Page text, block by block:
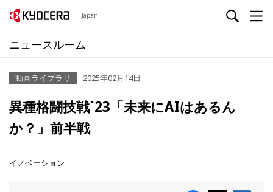
Japan
ニュースルーム
動画ライブラリ 2025年02月14日
異種格闘技戦`23「未来にAIはあるん
か？」前半戦
イノベーション